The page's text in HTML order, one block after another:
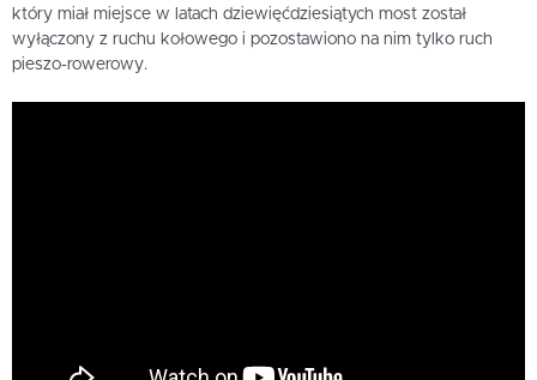
który miał miejsce w latach dziewięćdziesiątych most został
wyłączony z ruchu kołowego i pozostawiono na nim tylko ruch
pieszo-rowerowy.